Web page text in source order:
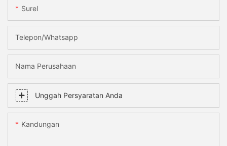
Surel
Telepon/whatsapp
Nama Perusahaan
Unggah Persyaratan Anda
Kandungan